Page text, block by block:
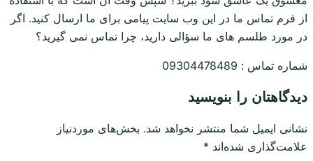
از فرم تماس ما در این وب سایت پیامی برای ما ارسال کنید. اگر
در مورد طلسم های ما سؤالی دارید، چرا تماس نمی گیرید؟
شماره تماس : 09304478489
دیدگاهتان را بنویسید
نشانی ایمیل شما منتشر نخواهد شد. بخش‌های موردنیاز
علامت‌گذاری شده‌اند *